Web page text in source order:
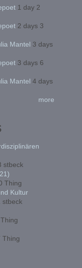
1 day 2
2 days 3
Mantel 3 days
3 days 6
Mantel 4 days
more
stbeck
Thing
Kultur
stbeck
Thing
Thing